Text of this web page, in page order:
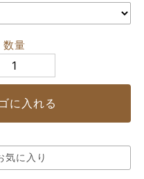
数量
に入れる
気に入り